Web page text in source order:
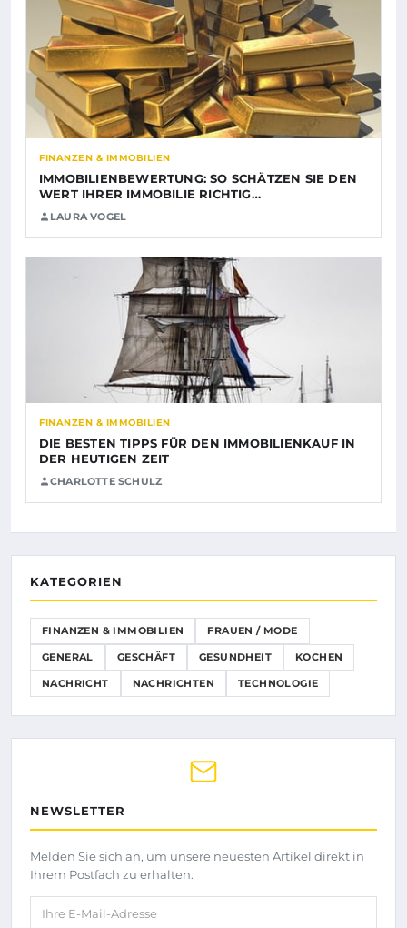
FINANZEN & IMMOBILIEN
IMMOBILIENBEWERTUNG: SO SCHÄTZEN SIE DEN
WERT IHRER IMMOBILIE RICHTIG…
LAURA VOGEL
FINANZEN & IMMOBILIEN
DIE BESTEN TIPPS FÜR DEN IMMOBILIENKAUF IN
DER HEUTIGEN ZEIT
CHARLOTTE SCHULZ
KATEGORIEN
FINANZEN & IMMOBILIEN FRAUEN / MODE
GENERAL GESCHÄFT GESUNDHEIT KOCHEN
NACHRICHT NACHRICHTEN TECHNOLOGIE
NEWSLETTER
Melden Sie sich an, um unsere neuesten Artikel direkt in
Ihrem Postfach zu erhalten.
Ihre E-Mail-Adresse